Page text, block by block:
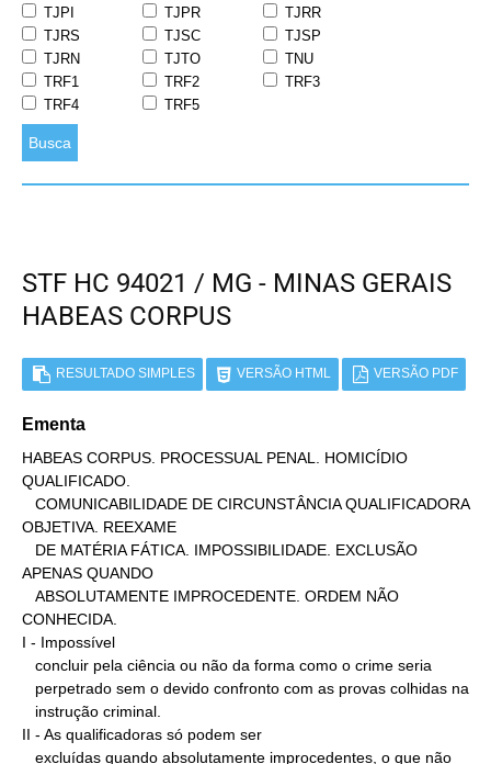
TJPI
TJPR
TJRR
TJRS
TJSC
TJSP
TJRN
TJTO
TNU
TRF1
TRF2
TRF3
TRF4
TRF5
Busca
STF HC 94021 / MG - MINAS GERAIS
HABEAS CORPUS
RESULTADO SIMPLES VERSÃO HTML VERSÃO PDF
Ementa
HABEAS CORPUS. PROCESSUAL PENAL. HOMICÍDIO
QUALIFICADO.
OBJETIVA. REEXAME
APENAS QUANDO
CONHECIDA.
I - Impossível
II - As qualificadoras só podem ser